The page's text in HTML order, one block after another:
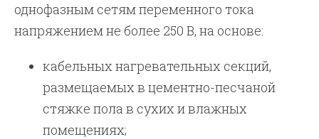
однофазным сетям переменного тока
напряжением не более 250 В, на основе:
кабельных нагревательных секций,
размещаемых в цементно-песчаной
стяжке пола в сухих и влажных
помещениях;